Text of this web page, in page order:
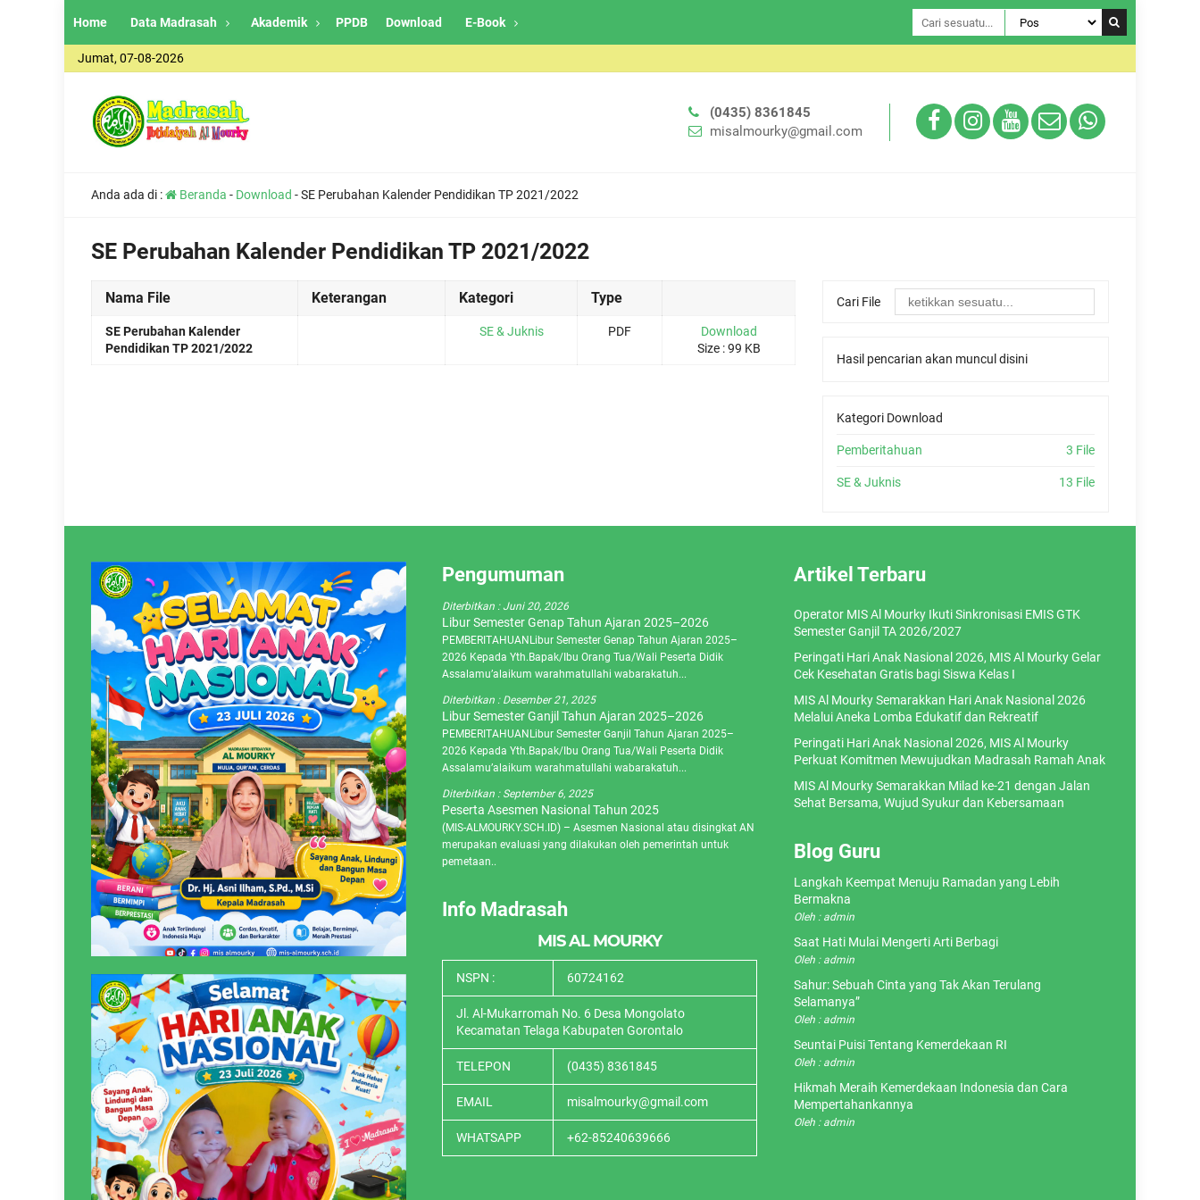
Home Data Madrasah Akademik PPDB Download E-Book
Jumat, 07-08-2026
(0435) 8361845
misalmourky@gmail.com
Anda ada di : Beranda - Download -SE Perubahan Kalender Pendidikan TP 2021/2022
SE Perubahan Kalender Pendidikan TP 2021/2022
Cari File
Hasil pencarian akan muncul disini
Kategori Download
Pemberitahuan 3 File
SE & Juknis 13 File
Nama File Keterangan Kategori Type
SE Perubahan Kalender
Pendidikan TP 2021/2022
SE & Juknis PDF
Download
Size : 99 KB
Pengumuman
Diterbitkan :Juni 20, 2026
Libur Semester Genap Tahun Ajaran 2025–2026
PEMBERITAHUANLibur Semester Genap Tahun Ajaran 2025–
2026 Kepada Yth.Bapak/Ibu Orang Tua/Wali Peserta Didik
Assalamu’alaikum warahmatullahi wabarakatuh...
Diterbitkan : Desember 21, 2025
Libur Semester Ganjil Tahun Ajaran 2025–2026
PEMBERITAHUANLibur Semester Ganjil Tahun Ajaran 2025–
2026 Kepada Yth.Bapak/Ibu Orang Tua/Wali Peserta Didik
Assalamu’alaikum warahmatullahi wabarakatuh...
Diterbitkan : September 6, 2025
Peserta Asesmen Nasional Tahun 2025
(MIS-ALMOURKY.SCH.ID) – Asesmen Nasional atau disingkat AN
merupakan evaluasi yang dilakukan oleh pemerintah untuk
pemetaan..
Info Madrasah
MIS AL MOURKY
NSPN : 60724162
Jl. Al-Mukarromah No. 6 Desa Mongolato
Kecamatan Telaga Kabupaten Gorontalo
TELEPON (0435) 8361845
EMAIL misalmourky@gmail.com
WHATSAPP +62-85240639666
Artikel Terbaru
Operator MIS Al Mourky Ikuti Sinkronisasi EMIS GTK
Semester Ganjil TA 2026/2027
Peringati Hari Anak Nasional 2026, MIS Al Mourky Gelar
Cek Kesehatan Gratis bagi Siswa Kelas I
MIS Al Mourky Semarakkan Hari Anak Nasional 2026
Melalui Aneka Lomba Edukatif dan Rekreatif
Peringati Hari Anak Nasional 2026, MIS Al Mourky
Perkuat Komitmen Mewujudkan Madrasah Ramah Anak
MIS Al Mourky Semarakkan Milad ke-21 dengan Jalan
Sehat Bersama, Wujud Syukur dan Kebersamaan
Blog Guru
Langkah Keempat Menuju Ramadan yang Lebih
Bermakna
Oleh : admin
Saat Hati Mulai Mengerti Arti Berbagi
Oleh : admin
Sahur: Sebuah Cinta yang Tak Akan Terulang
Selamanya”
Oleh : admin
Seuntai Puisi Tentang Kemerdekaan RI
Oleh : admin
Hikmah Meraih Kemerdekaan Indonesia dan Cara
Mempertahankannya
Oleh : admin